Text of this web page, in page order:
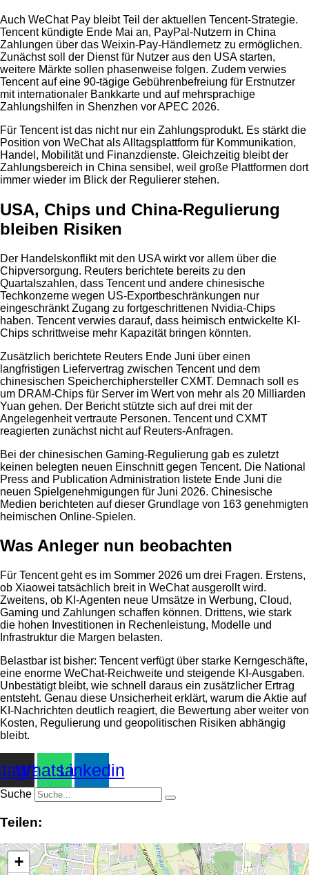
Auch WeChat Pay bleibt Teil der aktuellen Tencent-Strategie.
Tencent kündigte Ende Mai an, PayPal-Nutzern in China
Zahlungen über das Weixin-Pay-Händlernetz zu ermöglichen.
Zunächst soll der Dienst für Nutzer aus den USA starten,
weitere Märkte sollen phasenweise folgen. Zudem verwies
Tencent auf eine 90-tägige Gebührenbefreiung für Erstnutzer
mit internationaler Bankkarte und auf mehrsprachige
Zahlungshilfen in Shenzhen vor APEC 2026.
Für Tencent ist das nicht nur ein Zahlungsprodukt. Es stärkt die
Position von WeChat als Alltagsplattform für Kommunikation,
Handel, Mobilität und Finanzdienste. Gleichzeitig bleibt der
Zahlungsbereich in China sensibel, weil große Plattformen dort
immer wieder im Blick der Regulierer stehen.
USA, Chips und China-Regulierung
bleiben Risiken
Der Handelskonflikt mit den USA wirkt vor allem über die
Chipversorgung. Reuters berichtete bereits zu den
Quartalszahlen, dass Tencent und andere chinesische
Techkonzerne wegen US-Exportbeschränkungen nur
eingeschränkt Zugang zu fortgeschrittenen Nvidia-Chips
haben. Tencent verwies darauf, dass heimisch entwickelte KI-
Chips schrittweise mehr Kapazität bringen könnten.
Zusätzlich berichtete Reuters Ende Juni über einen
langfristigen Liefervertrag zwischen Tencent und dem
chinesischen Speicherchiphersteller CXMT. Demnach soll es
um DRAM-Chips für Server im Wert von mehr als 20 Milliarden
Yuan gehen. Der Bericht stützte sich auf drei mit der
Angelegenheit vertraute Personen. Tencent und CXMT
reagierten zunächst nicht auf Reuters-Anfragen.
Bei der chinesischen Gaming-Regulierung gab es zuletzt
keinen belegten neuen Einschnitt gegen Tencent. Die National
Press and Publication Administration listete Ende Juni die
neuen Spielgenehmigungen für Juni 2026. Chinesische
Medien berichteten auf dieser Grundlage von 163 genehmigten
heimischen Online-Spielen.
Was Anleger nun beobachten
Für Tencent geht es im Sommer 2026 um drei Fragen. Erstens,
ob Xiaowei tatsächlich breit in WeChat ausgerollt wird.
Zweitens, ob KI-Agenten neue Umsätze in Werbung, Cloud,
Gaming und Zahlungen schaffen können. Drittens, wie stark
die hohen Investitionen in Rechenleistung, Modelle und
Infrastruktur die Margen belasten.
Belastbar ist bisher: Tencent verfügt über starke Kerngeschäfte,
eine enorme WeChat-Reichweite und steigende KI-Ausgaben.
Unbestätigt bleibt, wie schnell daraus ein zusätzlicher Ertrag
entsteht. Genau diese Unsicherheit erklärt, warum die Aktie auf
KI-Nachrichten deutlich reagiert, die Bewertung aber weiter von
Kosten, Regulierung und geopolitischen Risiken abhängig
bleibt.
Whatsapp
Linkedin
Suche
Teilen:
+